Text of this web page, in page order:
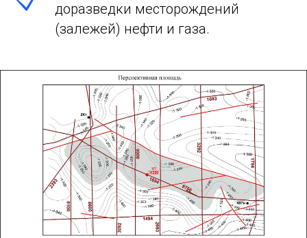
доразведки месторождений
(залежей) нефти и газа.